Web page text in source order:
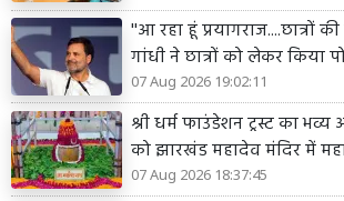
''आ रहा हूं प्रयागराज....छात्रों
गांधी ने छात्रों को लेकर किया
07 Aug 2026 19:02:11
श्री धर्म फाउंडेशन ट्रस्ट का
को झारखंड महादेव मंदिर में
07 Aug 2026 18:37:45